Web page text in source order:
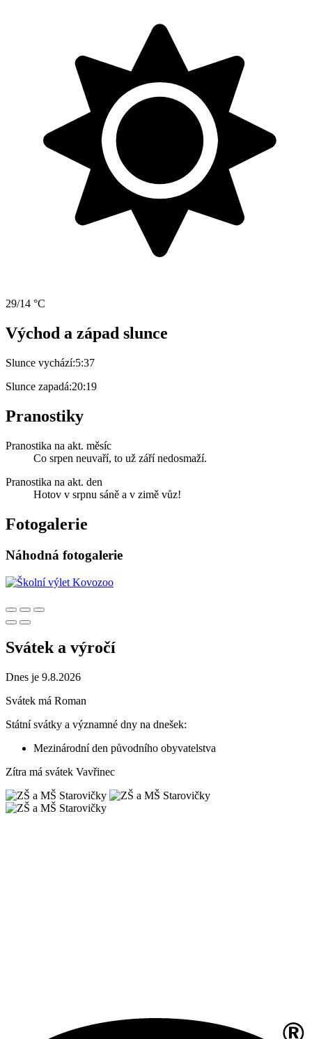
29/14 °C
Východ a západ slunce
Slunce vychází:5:37
Slunce zapadá:20:19
Pranostiky
Pranostika na akt. měsíc
Co srpen neuvaří, to už září nedosmaží.
Pranostika na akt. den
Hotov v srpnu sáně a v zimě vůz!
Fotogalerie
Náhodná fotogalerie
Svátek a výročí
Dnes je 9.8.2026
Svátek má Roman
Státní svátky a významné dny na dnešek:
Mezinárodní den původního obyvatelstva
Zítra má svátek Vavřinec